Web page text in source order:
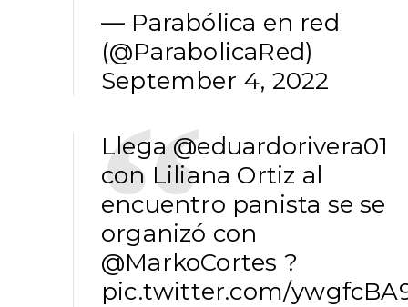
— Parabólica en red
(@ParabolicaRed)
September 4, 2022
Llega@eduardorivera01
con Liliana Ortiz al
encuentro panista se se
organizó con
@MarkoCortes ?
pic.twitter.com/